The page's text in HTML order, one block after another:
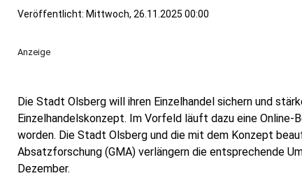
Veröffentlicht: Mittwoch, 26.11.2025 00:00
Anzeige
Die Stadt Olsberg will ihren Einzelhandel sichern und
Einzelhandelskonzept. Im Vorfeld läuft dazu eine
worden. Die Stadt Olsberg und die mit dem Konzept
Absatzforschung (GMA) verlängern die entsprechende
Dezember.